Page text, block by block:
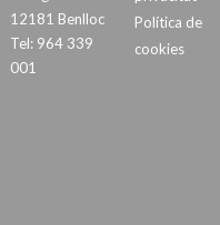
12181 Benlloc
Tel: 964 339
001
Política de
cookies